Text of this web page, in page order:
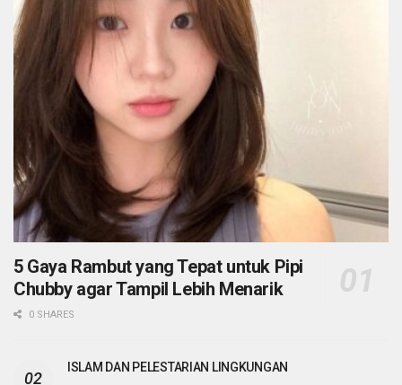
5 Gaya Rambut yang Tepat untuk Pipi
Chubby agar Tampil Lebih Menarik
0 SHARES
ISLAM DAN PELESTARIAN LINGKUNGAN